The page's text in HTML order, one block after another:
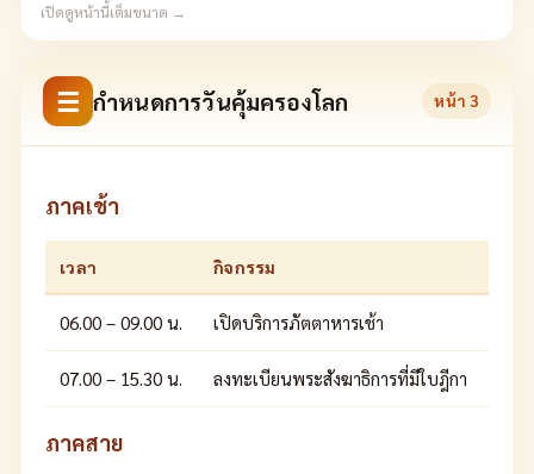
เปิดดูหน้านี้เต็มขนาด →
☰ กำหนดการวันคุ้มครองโลก หน้า 3
ภาคเช้า
เวลา กิจกรรม
06.00 – 09.00 น. เปิดบริการภัตตาหารเช้า
07.00 – 15.30 น. ลงทะเบียนพระสังฆาธิการที่มีใบฎีกา
ภาคสาย